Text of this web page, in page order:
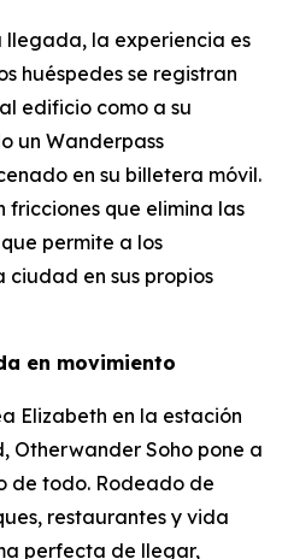
llegada, la experiencia es
huéspedes se registran
edificio como a su
un Wanderpass
en su billetera móvil.
fricciones que elimina las
permite a los
ciudad en sus propios
en movimiento
Elizabeth en la estación
Otherwander Soho pone a
de todo. Rodeado de
restaurantes y vida
perfecta de llegar,